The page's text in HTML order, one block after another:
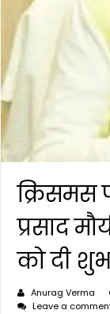
क्रिसमस
प्रसाद
को दी
Anurag Verma
Leave a